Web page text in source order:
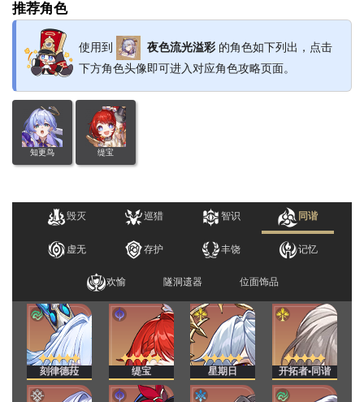
推荐角色
使用到 夜色流光溢彩 的角色如下列出，点击
下方角色头像即可进入对应角色攻略页面。
知更鸟 缇宝
毁灭 巡猎 智识 同谐
虚无 存护 丰饶 记忆
欢愉 隧洞遗器 位面饰品
刻律德菈 缇宝 星期日 开拓者•同谐